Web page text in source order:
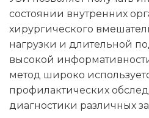
состоянии внутренних
хирургического
нагрузки и длительной
высокой
метод широко
профилактических
диагностики различных